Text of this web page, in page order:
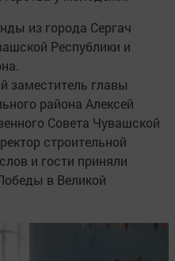
из города Сергач
Республики и
заместитель главы
района Алексей
Совета Чувашской
строительной
и гости приняли
в Великой